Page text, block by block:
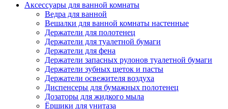
Аксессуары для ванной комнаты
Ведра для ванной
Вешалки для ванной комнаты настенные
Держатели для полотенец
Держатели для туалетной бумаги
Держатели для фена
Держатели запасных рулонов туалетной бумаги
Держатели зубных щеток и пасты
Держатели освежителя воздуха
Диспенсеры для бумажных полотенец
Дозаторы для жидкого мыла
Ёршики для унитаза